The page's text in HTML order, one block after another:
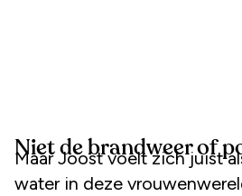
Niet de brandweer of
Maar Joost voelt zich juist
water in deze